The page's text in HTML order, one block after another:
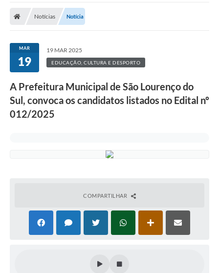
Notícias Notícia
MAR
19
19 MAR 2025
EDUCAÇÃO, CULTURA E DESPORTO
A Prefeitura Municipal de São Lourenço do
Sul, convoca os candidatos listados no Edital nº
012/2025
COMPARTILHAR